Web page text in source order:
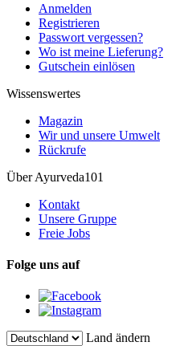
Anmelden
Registrieren
Passwort vergessen?
Wo ist meine Lieferung?
Gutschein einlösen
Wissenswertes
Magazin
Wir und unsere Umwelt
Rückrufe
Über Ayurveda101
Kontakt
Unsere Gruppe
Freie Jobs
Folge uns auf
Land ändern